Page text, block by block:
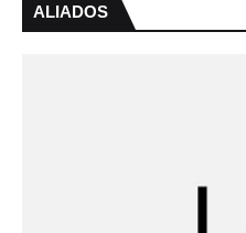
ALIADOS